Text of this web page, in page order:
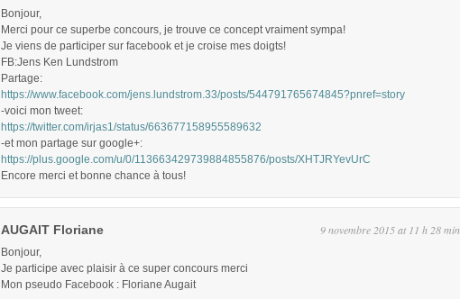
Bonjour,
Merci pour ce superbe concours, je trouve ce concept vraiment sympa!
Je viens de participer sur facebook et je croise mes doigts!
FB:Jens Ken Lundstrom
Partage:
https://www.facebook.com/jens.lundstrom.33/posts/544791765674845?pnref=story
-voici mon tweet:
https://twitter.com/irjas1/status/663677158955589632
-et mon partage sur google+:
https://plus.google.com/u/0/113663429739884855876/posts/XHTJRYevUrC
Encore merci et bonne chance à tous!
AUGAIT Floriane 9 novembre 2015 at 11 h 28 min
Bonjour,
Je participe avec plaisir à ce super concours merci
Mon pseudo Facebook : Floriane Augait